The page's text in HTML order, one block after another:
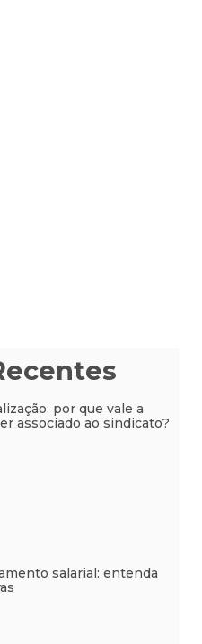
por que vale a
associado ao sindicato?
salarial: entenda